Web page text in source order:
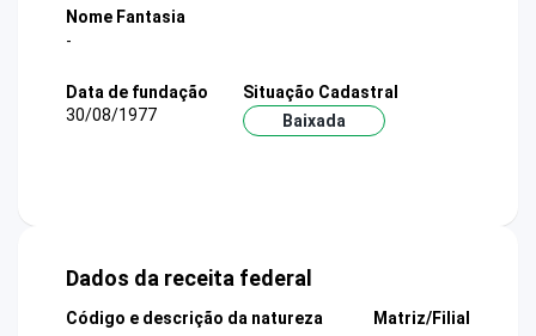
Nome Fantasia
-
Data de fundação
30/08/1977
Situação Cadastral
Baixada
Dados da receita federal
Código e descrição da natureza
Matriz/Filial